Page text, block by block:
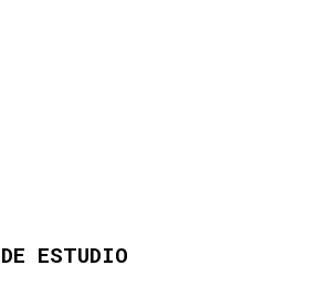
ESTUDIO